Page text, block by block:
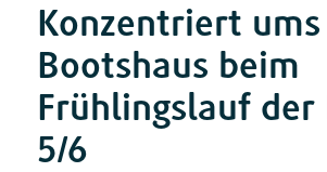
Konzentriert ums
Bootshaus beim
Frühlingslauf der
5/6